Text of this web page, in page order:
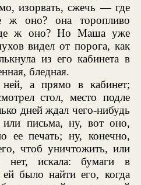
изорвать, сжечь — где
ж оно? она торопливо
ж оно? Но Маша уже
видел от порога, как
из его кабинета в
бледная.
а прямо в кабинет;
стол, место подле
дней ждал чего-нибудь
или письма, ну, вот оно,
ее печать; ну, конечно,
чтоб уничтожить, или
нет, искала: бумаги в
было найти его, когда